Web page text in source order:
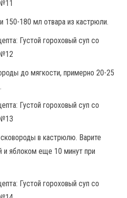
150-180 мл отвара из кастрюли.
до мягкости, примерно 20-25
в кастрюлю. Варите
и яблоком еще 10 минут при